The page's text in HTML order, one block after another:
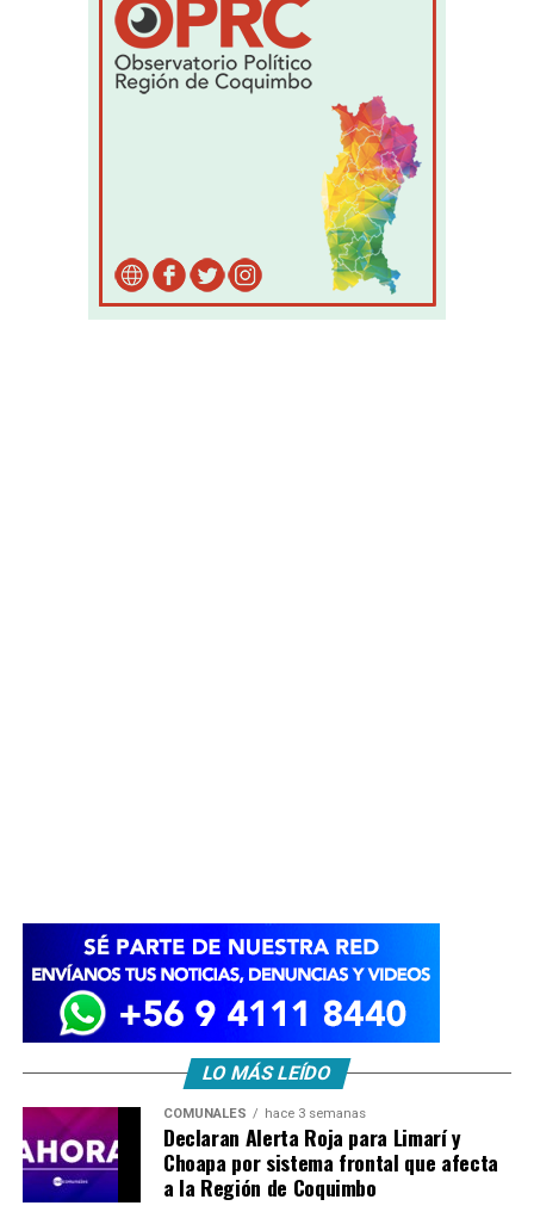
LO MÁS LEÍDO
COMUNALES hace 3 semanas
Declaran Alerta Roja para Limarí y
Choapa por sistema frontal que afecta
a la Región de Coquimbo